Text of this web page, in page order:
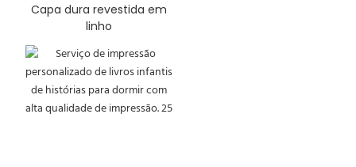
Capa dura revestida em
linho